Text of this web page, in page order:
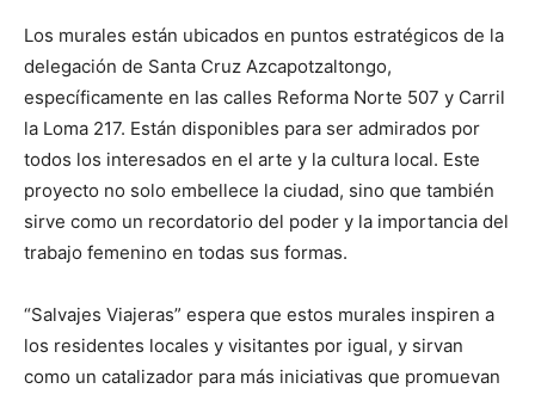
Los murales están ubicados en puntos estratégicos de la
delegación de Santa Cruz Azcapotzaltongo,
específicamente en las calles Reforma Norte 507 y Carril
la Loma 217. Están disponibles para ser admirados por
todos los interesados en el arte y la cultura local. Este
proyecto no solo embellece la ciudad, sino que también
sirve como un recordatorio del poder y la importancia del
trabajo femenino en todas sus formas.
“Salvajes Viajeras” espera que estos murales inspiren a
los residentes locales y visitantes por igual, y sirvan
como un catalizador para más iniciativas que promuevan